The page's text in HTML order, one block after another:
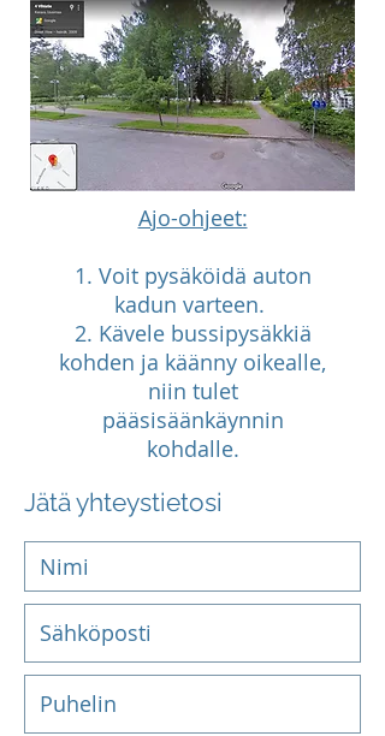
Ajo-ohjeet:
1. Voit pysäköidä auton
kadun varteen.
2. Kävele bussipysäkkiä
kohden ja käänny oikealle,
niin tulet
pääsisäänkäynnin
kohdalle.
Jätä yhteystietosi